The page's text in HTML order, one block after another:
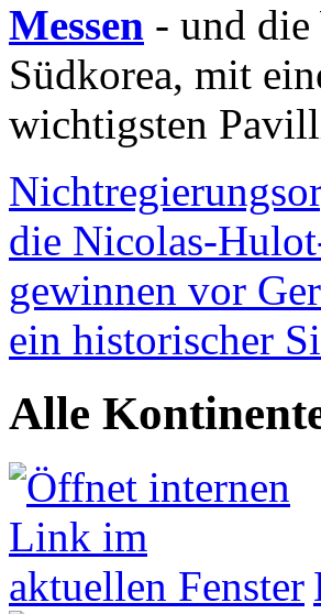
Messen - und die
Südkorea, mit
wichtigsten
die Nicolas-
gewinnen vor
ein historischer
Alle